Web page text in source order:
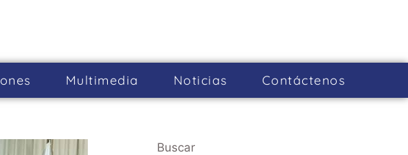
Multimedia Noticias Cont­áctenos
Buscar